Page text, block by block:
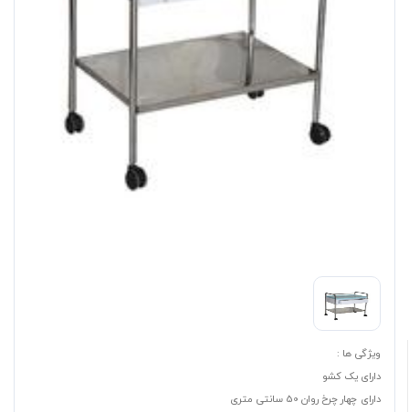
ویژگی ها :
دارای یک کشو
دارای چهار چرخ روان 50 سانتی متری